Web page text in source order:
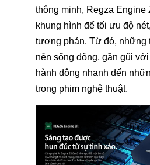
thông minh, Regza Engine
khung hình để tối ưu độ
tương phản. Từ đó, những
nên sống động, gần gũi
hành động nhanh đến
trong phim nghệ thuật.